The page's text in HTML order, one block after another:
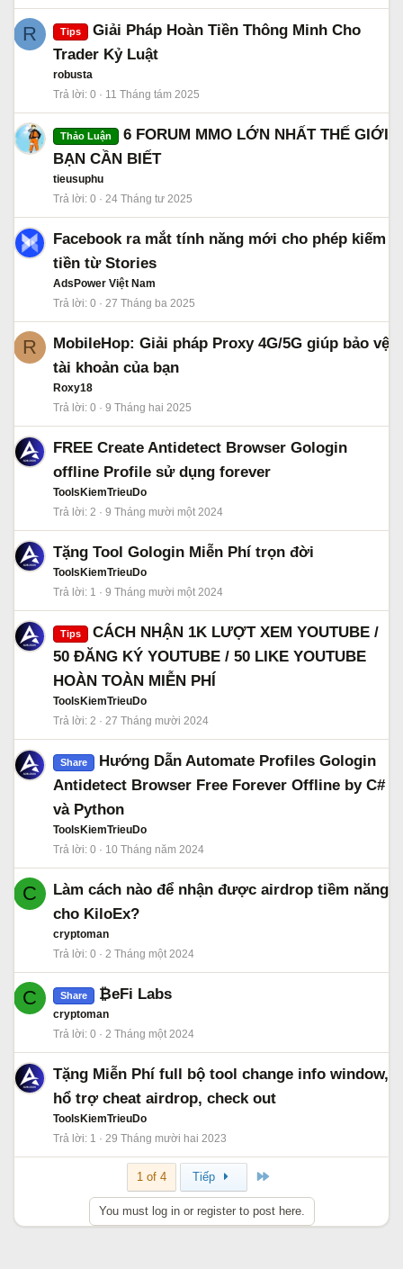
R Tips
Giải Pháp Hoàn Tiền Thông Minh Cho
Trader Kỷ Luật
robusta
Trả lời 0 11 Tháng tám 2025
Thảo Luận
6 FORUM MMO LỚN NHẤT THẾ GIỚI
BẠN CẦN BIẾT
tieusuphu
Trả lời 0 24 Tháng tư 2025
Facebook ra mắt tính năng mới cho phép kiếm
tiền từ Stories
AdsPower Việt Nam
Trả lời 0 27 Tháng ba 2025
R
MobileHop: Giải pháp Proxy 4G/5G giúp bảo vệ
tài khoản của bạn
Roxy18
Trả lời 0 9 Tháng hai 2025
FREE Create Antidetect Browser Gologin
offline Profile sử dụng forever
ToolsKiemTrieuDo
Trả lời 2 9 Tháng mười một 2024
Tặng Tool Gologin Miễn Phí trọn đời
ToolsKiemTrieuDo
Trả lời 1 9 Tháng mười một 2024
Tips
CÁCH NHẬN 1K LƯỢT XEM YOUTUBE /
50 ĐĂNG KÝ YOUTUBE / 50 LIKE YOUTUBE
HOÀN TOÀN MIỄN PHÍ
ToolsKiemTrieuDo
Trả lời 2 27 Tháng mười 2024
Share
Hướng Dẫn Automate Profiles Gologin
Antidetect Browser Free Forever Offline by C#
và Python
ToolsKiemTrieuDo
Trả lời 0 10 Tháng năm 2024
C
Làm cách nào để nhận được airdrop tiềm năng
cho KiloEx?
cryptoman
Trả lời 0 2 Tháng một 2024
C Share ₿eFi Labs
cryptoman
Trả lời 0 2 Tháng một 2024
Tặng Miễn Phí full bộ tool change info window,
hổ trợ cheat airdrop, check out
ToolsKiemTrieuDo
Trả lời 1 29 Tháng mười hai 2023
1 of 4 Tiếp
You must log in or register to post here.